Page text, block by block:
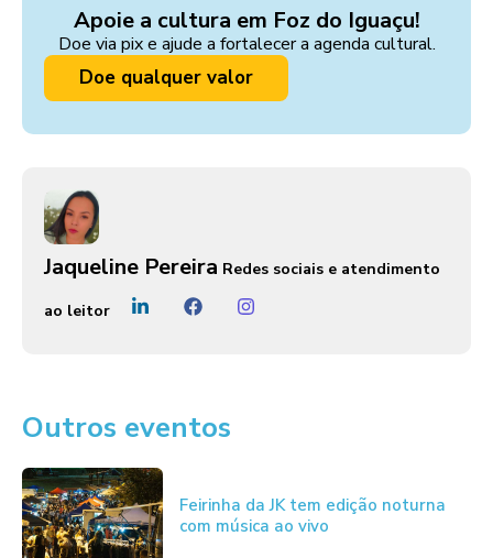
Apoie a cultura em Foz do Iguaçu!
Doe via pix e ajude a fortalecer a agenda cultural.
Doe qualquer valor
Jaqueline Pereira Redes sociais e atendimento
ao leitor
Outros eventos
Feirinha da JK tem edição noturna
com música ao vivo